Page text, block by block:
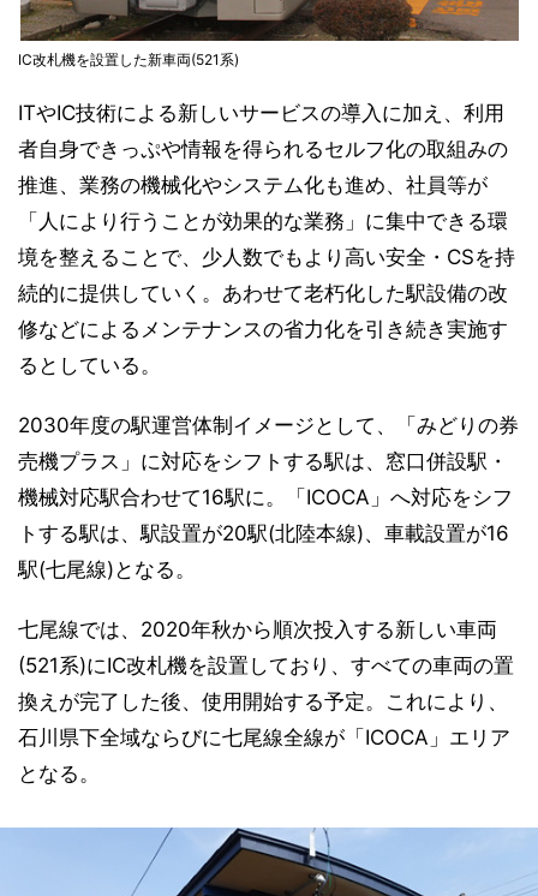
IC改札機を設置した新車両(521系)
ITやIC技術による新しいサービスの導入に加え、利用
者自身できっぷや情報を得られるセルフ化の取組みの
推進、業務の機械化やシステム化も進め、社員等が
「人により行うことが効果的な業務」に集中できる環
境を整えることで、少人数でもより高い安全・CSを持
続的に提供していく。あわせて老朽化した駅設備の改
修などによるメンテナンスの省力化を引き続き実施す
るとしている。
2030年度の駅運営体制イメージとして、「みどりの券
売機プラス」に対応をシフトする駅は、窓口併設駅・
機械対応駅合わせて16駅に。「ICOCA」へ対応をシフ
トする駅は、駅設置が20駅(北陸本線)、車載設置が16
駅(七尾線)となる。
七尾線では、2020年秋から順次投入する新しい車両
(521系)にIC改札機を設置しており、すべての車両の置
換えが完了した後、使用開始する予定。これにより、
石川県下全域ならびに七尾線全線が「ICOCA」エリア
となる。